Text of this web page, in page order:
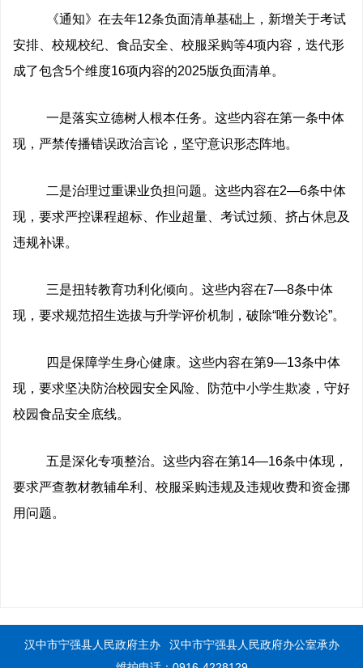
《通知》在去年12条负面清单基础上，新增关于考试
安排、校规校纪、食品安全、校服采购等4项内容，迭代形
成了包含5个维度16项内容的2025版负面清单。
一是落实立德树人根本任务。这些内容在第一条中体
现，严禁传播错误政治言论，坚守意识形态阵地。
二是治理过重课业负担问题。这些内容在2—6条中体
现，要求严控课程超标、作业超量、考试过频、挤占休息及
违规补课。
三是扭转教育功利化倾向。这些内容在7—8条中体
现，要求规范招生选拔与升学评价机制，破除“唯分数论”。
四是保障学生身心健康。这些内容在第9—13条中体
现，要求坚决防治校园安全风险、防范中小学生欺凌，守好
校园食品安全底线。
五是深化专项整治。这些内容在第14—16条中体现，
要求严查教材教辅牟利、校服采购违规及违规收费和资金挪
用问题。
汉中市宁强县人民政府主办
汉中市宁强县人民政府办公室承办